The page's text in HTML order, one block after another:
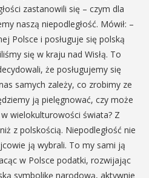
zastanowili się – czym dla
naszą niepodległość. Mówił: –
Polsce i posługuje się polską
się w kraju nad Wisłą. To
że posługujemy się
samych zależy, co zrobimy ze
ją pielęgnować, czy może
wielokulturowości świata? Z
z polskością. Niepodległość nie
ją wybrali. To my sami ją
w Polsce podatki, rozwijając
symbolikę narodową, aktywnie